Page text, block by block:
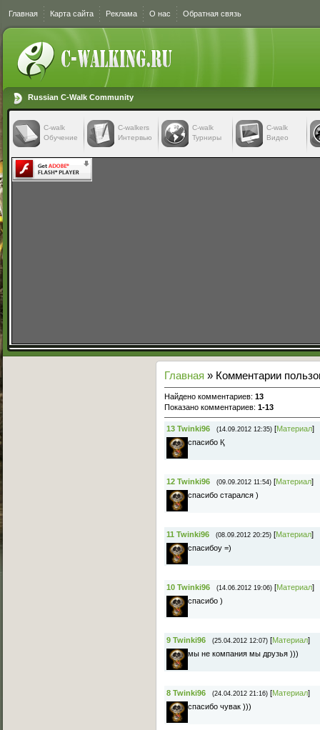
Главная Карта сайта Реклама О нас Обратная связь
Russian C-Walk Community
C-walk
Обучение
C-walkers
Интервью
С-walk
Турниры
С-walk
Видео
Главная » Комментарии
Найдено комментариев: 13
Показано комментариев: 1-13
13 Twinki96 (14.09.2012 12:35) [Материал]
спасибо Қ
12 Twinki96 (09.09.2012 11:54) [Материал]
спасибо старался )
11 Twinki96 (08.09.2012 20:25) [Материал]
спасибоу =)
10 Twinki96 (14.06.2012 19:06) [Материал]
спасибо )
9 Twinki96 (25.04.2012 12:07) [Материал]
мы не компания мы друзья )))
8 Twinki96 (24.04.2012 21:16) [Материал]
спасибо чувак )))